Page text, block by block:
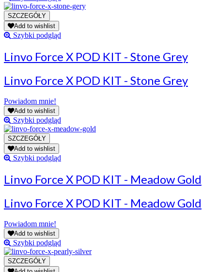
Add to wishlist
Szybki podgląd
Linvo Force X POD KIT - Stone Grey
Linvo Force X POD KIT - Stone Grey
Powiadom mnie!
Add to wishlist
Szybki podgląd
Add to wishlist
Szybki podgląd
Linvo Force X POD KIT - Meadow Gold
Linvo Force X POD KIT - Meadow Gold
Powiadom mnie!
Add to wishlist
Szybki podgląd